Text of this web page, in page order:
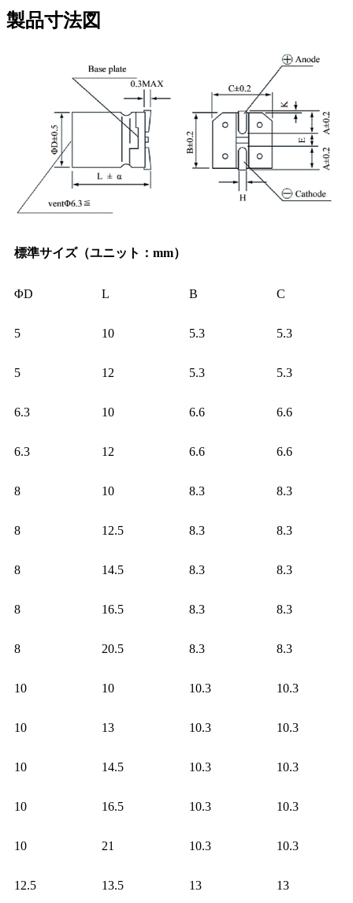
製品寸法図
標準サイズ（ユニット ： mm）
ΦD L B C
5 10 5.3 5.3
5 12 5.3 5.3
6.3 10 6.6 6.6
6.3 12 6.6 6.6
8 10 8.3 8.3
8 12.5 8.3 8.3
8 14.5 8.3 8.3
8 16.5 8.3 8.3
8 20.5 8.3 8.3
10 10 10.3 10.3
10 13 10.3 10.3
10 14.5 10.3 10.3
10 16.5 10.3 10.3
10 21 10.3 10.3
12.5 13.5 13 13